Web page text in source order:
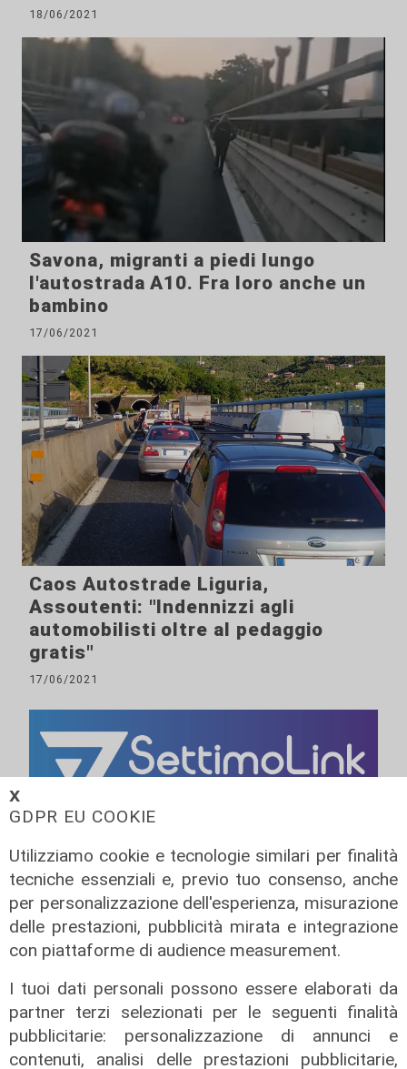
𝗫
GDPR EU COOKIE
Utilizziamo cookie e tecnologie similari per finalità
tecniche essenziali e, previo tuo consenso, anche
per personalizzazione dell'esperienza, misurazione
delle prestazioni, pubblicità mirata e integrazione
con piattaforme di audience measurement.
I tuoi dati personali possono essere elaborati da
partner terzi selezionati per le seguenti finalità
pubblicitarie: personalizzazione di annunci e
contenuti, analisi delle prestazioni pubblicitarie,
18/06/2021
Savona, migranti a piedi lungo
l'autostrada A10. Fra loro anche un
bambino
17/06/2021
Caos Autostrade Liguria,
Assoutenti: "Indennizzi agli
automobilisti oltre al pedaggio
gratis"
17/06/2021
ALTRE NOTIZIE